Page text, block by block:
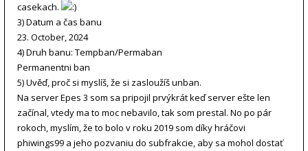
casekach.
3) Datum a čas banu
23. October, 2024
4) Druh banu: Tempban/Permaban
Permanentni ban
5) Uvěď, proč si myslíš, že si zasloužíš unban.
Na server Epes 3 som sa pripojil prvýkrát keď server ešte len
začínal, vtedy ma to moc nebavilo, tak som prestal. No po pár
rokoch, myslím, že to bolo v roku 2019 som díky hráčovi
phiwings99 a jeho pozvaniu do subfrakcie, aby sa mohol dostať